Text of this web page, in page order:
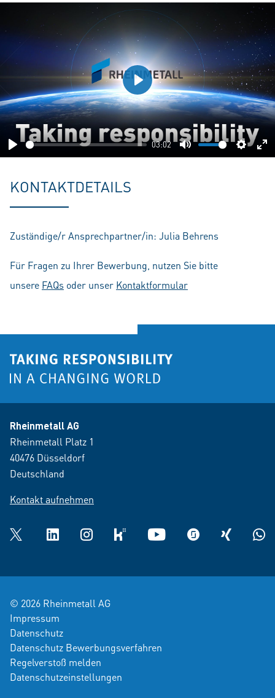
Play
03:02
Mute
Play
KONTAKTDETAILS
Zuständige/r Ansprechpartner/in: Julia Behrens
Für Fragen zu Ihrer Bewerbung, nutzen Sie bitte
unsere FAQs oder unser Kontaktformular
Rheinmetall AG
Rheinmetall Platz 1
40476 Düsseldorf
Deutschland
Kontakt aufnehmen
Twitter LinkedInInstagramkununu YouTube glassdoorXING
© 2026 Rheinmetall AG
Impressum
Datenschutz
Datenschutz Bewerbungsverfahren
Regelverstoß melden
Datenschutzeinstellungen